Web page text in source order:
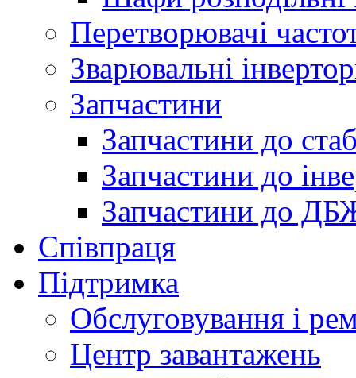
Перетворювачі
Зварювальні
Запчастини
Запчастини до
Запчастини до
Запчастини до
Співпраця
Підтримка
Обслуговування і
Центр завантажень